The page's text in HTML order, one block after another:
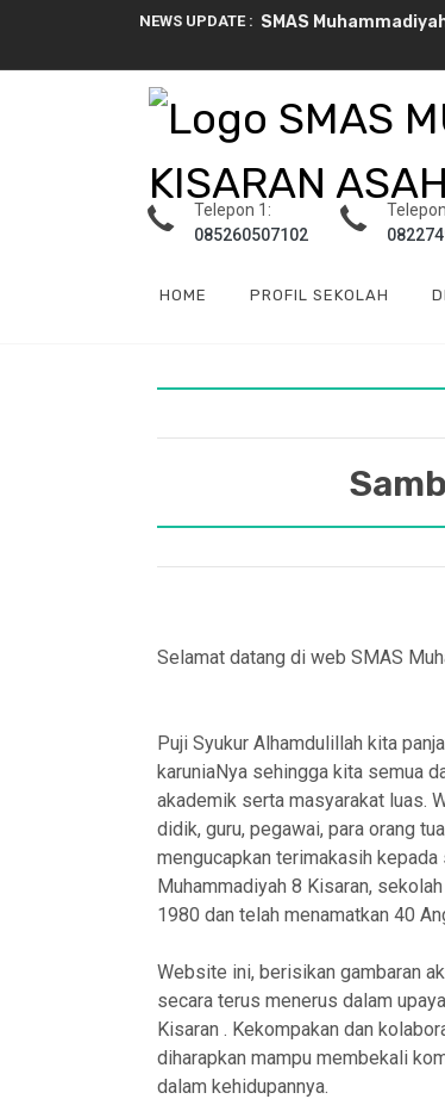
NEWS UPDATE : SMAS
Serah Terima
SMA Muhammadiyah
Marching Band SMA
Telepon 1:
085260507102
HOME PROFIL SEKOLAH
Selamat datang di web SMAS
Puji Syukur Alhamdulillah kita
karuniaNya sehingga kita semua
akademik serta masyarakat luas.
didik, guru, pegawai, para orang
mengucapkan terimakasih
Muhammadiyah 8 Kisaran,
1980 dan telah menamatkan 40
Website ini, berisikan gambaran
secara terus menerus dalam
Kisaran . Kekompakan dan
diharapkan mampu membekali
dalam kehidupannya.